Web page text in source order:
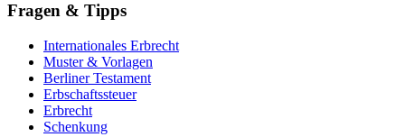
Fragen & Tipps
Internationales Erbrecht
Muster & Vorlagen
Berliner Testament
Erbschaftssteuer
Erbrecht
Schenkung